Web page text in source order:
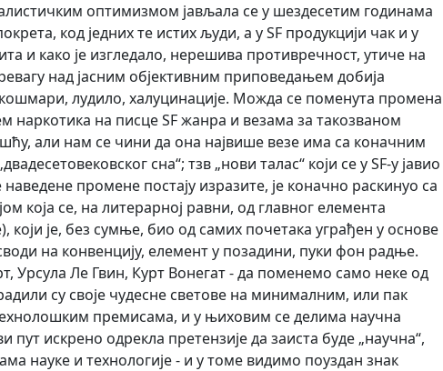
оптимизмом јављала се у шездесетим годинама
код једних те истих људи, а у SF продукцији чак и у
и како је изгледало, нерешива противречност, утиче на
над јасним објективним приповедањем добија
лудило, халуцинације. Можда се поменута промена
наркотика на писце SF жанра и везама за такозваном
али нам се чини да она највише везе има са коначним
сна“; тзв „нови талас“ који се у SF-у јавио
промене постају изразите, је коначно раскинуо са
која се, на литерарној равни, од главног елемента
који је, без сумње, био од самих почетака уграђен у основе
на конвенцију, елемент у позадини, пуки фон радње.
Урсула Ле Гвин, Курт Вонегат - да поменемо само неке од
су своје чудесне светове на минималним, или пак
премисама, и у њиховим се делима научна
искрено одрекла претензије да заиста буде „научна“,
науке и технологије - и у томе видимо поуздан знак